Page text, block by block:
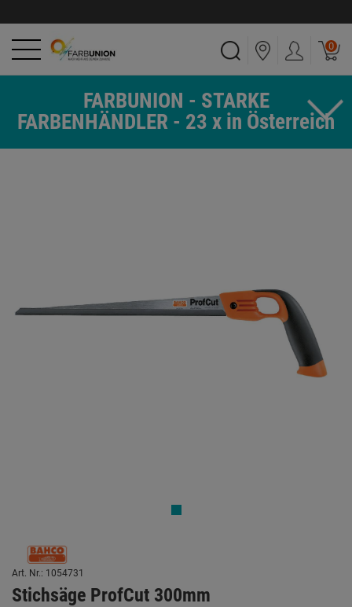
0
FARBUNION - STARKE
FARBENHÄNDLER - 23 x in Österreich
Art. Nr.: 1054731
Stichsäge ProfCut 300mm